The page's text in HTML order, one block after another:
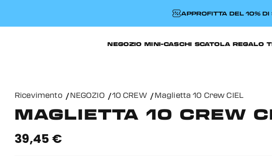
APPROFITTA DEL 10%
NEGOZIO MINI-CASCHI SCATOLA REGALO
Ricevimento NEGOZIO 10 CREW Maglietta 10 Crew CIEL
MAGLIETTA 10 CREW
39,45 €